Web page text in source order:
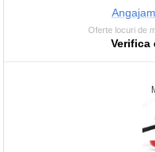
Oferte locuri de
Verifica